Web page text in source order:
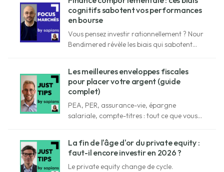
cognitifs sabotent vos performances
en bourse
Vous pensez investir rationnellement ? Nour
Bendimered révèle les biais qui sabotent
Les meilleures enveloppes fiscales
pour placer votre argent (guide
complet)
PEA, PER, assurance-vie, épargne
salariale, compte-titres : tout ce que vous
patrimoine.
La fin de l'âge d'or du private equity :
faut-il encore investir en 2026 ?
Le private equity change de cycle.